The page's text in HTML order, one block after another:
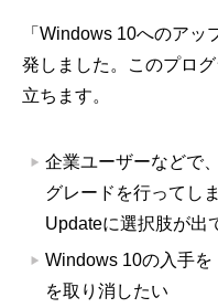
「Windows 10へのア
発しました。このプロ
立ちます。
企業ユーザーなどで
グレードを行ってし
Updateに選択肢が出
Windows 10の入手
を取り消したい